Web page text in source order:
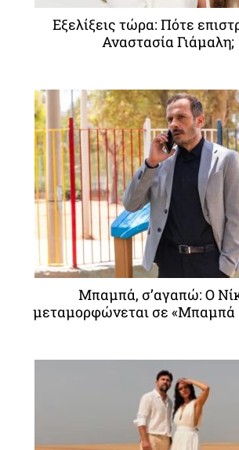
Εξελίξεις τώρα: Πότε
Αναστασία Γιάμαλη;
Μπαμπά, σ’αγαπώ: O
μεταμορφώνεται σε «Μπαμπά